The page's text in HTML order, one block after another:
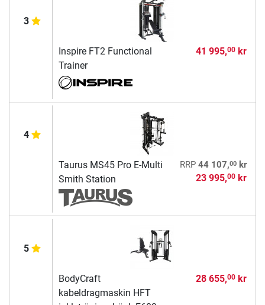
3
Inspire FT2 Functional
Trainer
41 995,00kr
4
Taurus MS45 Pro E-Multi
Smith Station
RRP 44 107,00kr
23 995,00kr
5
BodyCraft
kabeldragmaskin HFT
28 655,00kr